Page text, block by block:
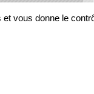
vous donne le